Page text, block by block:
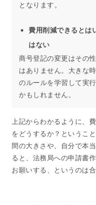
となります。
費用削減できるとは
はない
商号登記の変更はその
はありません。大きな
のルールを学習して実
かもしれません。
上記からわかるように、
をどうするか？というこ
間の大きさや、自分で本
ると、法務局への申請書
お願いする、というのは